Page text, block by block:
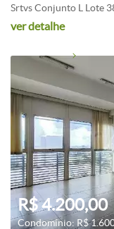
Srtvs Conjunto L Lote
ver detalhe
R$ 4.200,00
Condomínio: R$